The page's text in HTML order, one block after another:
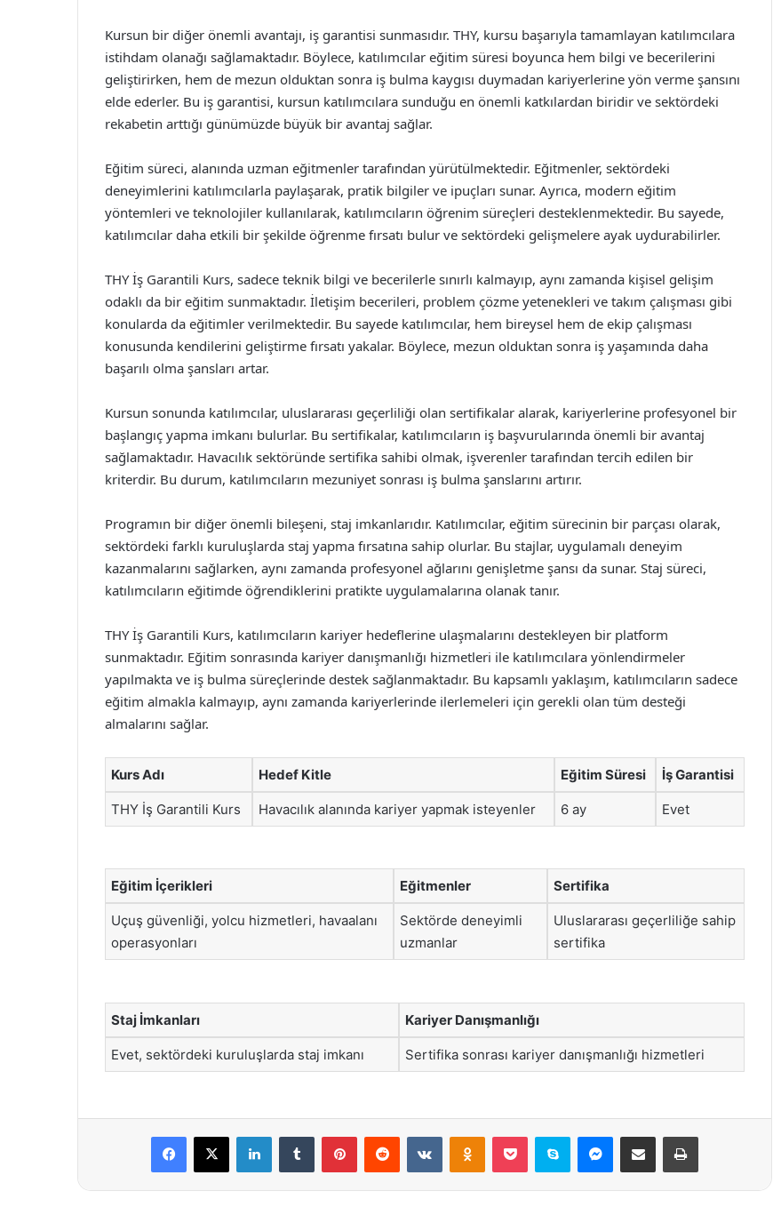
Kursun bir diğer önemli avantajı, iş garantisi sunmasıdır. THY, kursu başarıyla tamamlayan katılımcılara
istihdam olanağı sağlamaktadır. Böylece, katılımcılar eğitim süresi boyunca hem bilgi ve becerilerini
geliştirirken, hem de mezun olduktan sonra iş bulma kaygısı duymadan kariyerlerine yön verme şansını
elde ederler. Bu iş garantisi, kursun katılımcılara sunduğu en önemli katkılardan biridir ve sektördeki
rekabetin arttığı günümüzde büyük bir avantaj sağlar.
Eğitim süreci, alanında uzman eğitmenler tarafından yürütülmektedir. Eğitmenler, sektördeki
deneyimlerini katılımcılarla paylaşarak, pratik bilgiler ve ipuçları sunar. Ayrıca, modern eğitim
yöntemleri ve teknolojiler kullanılarak, katılımcıların öğrenim süreçleri desteklenmektedir. Bu sayede,
katılımcılar daha etkili bir şekilde öğrenme fırsatı bulur ve sektördeki gelişmelere ayak uydurabilirler.
THY İş Garantili Kurs, sadece teknik bilgi ve becerilerle sınırlı kalmayıp, aynı zamanda kişisel gelişim
odaklı da bir eğitim sunmaktadır. İletişim becerileri, problem çözme yetenekleri ve takım çalışması gibi
konularda da eğitimler verilmektedir. Bu sayede katılımcılar, hem bireysel hem de ekip çalışması
konusunda kendilerini geliştirme fırsatı yakalar. Böylece, mezun olduktan sonra iş yaşamında daha
başarılı olma şansları artar.
Kursun sonunda katılımcılar, uluslararası geçerliliği olan sertifikalar alarak, kariyerlerine profesyonel bir
başlangıç yapma imkanı bulurlar. Bu sertifikalar, katılımcıların iş başvurularında önemli bir avantaj
sağlamaktadır. Havacılık sektöründe sertifika sahibi olmak, işverenler tarafından tercih edilen bir
kriterdir. Bu durum, katılımcıların mezuniyet sonrası iş bulma şanslarını artırır.
Programın bir diğer önemli bileşeni, staj imkanlarıdır. Katılımcılar, eğitim sürecinin bir parçası olarak,
sektördeki farklı kuruluşlarda staj yapma fırsatına sahip olurlar. Bu stajlar, uygulamalı deneyim
kazanmalarını sağlarken, aynı zamanda profesyonel ağlarını genişletme şansı da sunar. Staj süreci,
katılımcıların eğitimde öğrendiklerini pratikte uygulamalarına olanak tanır.
THY İş Garantili Kurs, katılımcıların kariyer hedeflerine ulaşmalarını destekleyen bir platform
sunmaktadır. Eğitim sonrasında kariyer danışmanlığı hizmetleri ile katılımcılara yönlendirmeler
yapılmakta ve iş bulma süreçlerinde destek sağlanmaktadır. Bu kapsamlı yaklaşım, katılımcıların sadece
eğitim almakla kalmayıp, aynı zamanda kariyerlerinde ilerlemeleri için gerekli olan tüm desteği
almalarını sağlar.
Kurs Adı Hedef Kitle Eğitim Süresi İş Garantisi
THY İş Garantili Kurs Havacılık alanında kariyer yapmak isteyenler 6 ay Evet
Eğitim İçerikleri Eğitmenler Sertifika
Uçuş güvenliği, yolcu hizmetleri, havaalanı
operasyonları
Sektörde deneyimli
uzmanlar
Uluslararası geçerliliğe sahip
sertifika
Staj İmkanları Kariyer Danışmanlığı
Evet, sektördeki kuruluşlarda staj imkanı Sertifika sonrası kariyer danışmanlığı hizmetleri
Facebook
X LinkedInTumblr PinterestReddit VKontakteOdnoklassniki
Pocket Skype Messenger
E-Posta ile paylaş Yazdır